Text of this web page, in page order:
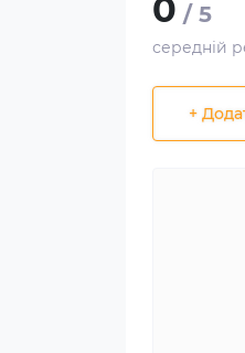
0 / 5
середній
+